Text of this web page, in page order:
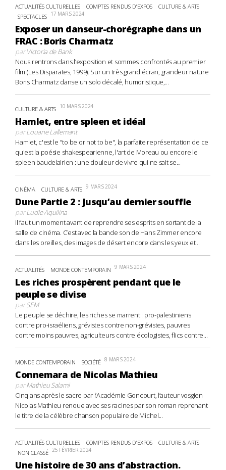
ACTUALITÉS CULTURELLES COMPTES RENDUS D'EXPOS
CULTURE & ARTS
SPECTACLES 17 MARS 2024
Exposer un danseur-chorégraphe dans un
FRAC : Boris Charmatz
parVictoria de Bank
Nous rentrons dans l’exposition et sommes confrontés au premier
film (Les Disparates, 1999). Sur un très grand écran, grandeur nature
Boris Charmatz danse un solo décalé, humoristique,...
CULTURE & ARTS 10 MARS 2024
Hamlet, entre spleen et idéal
parLouane Lallemant
Hamlet, c'est le "to be or not to be", la parfaite représentation de ce
qu'est la poésie shakespearienne, l'art de Moreau ou encore le
spleen baudelairien : une douleur de vivre qui ne sait se...
CINÉMA CULTURE & ARTS 9 MARS 2024
Dune Partie 2 : Jusqu’au dernier souffle
parLucile Aquilina
Il faut un moment avant de reprendre ses esprits en sortant de la
salle de cinéma. C’est avec la bande son de Hans Zimmer encore
dans les oreilles, des images de désert encore dans les yeux et...
ACTUALITÉS MONDE CONTEMPORAIN 9 MARS 2024
Les riches prospèrent pendant que le
peuple se divise
parSEM
Le peuple se déchire, les riches se marrent : pro-palestiniens
contre pro-israéliens, grévistes contre non-grévistes, pauvres
contre moins pauvres, agriculteurs contre écologistes, flics contre...
MONDE CONTEMPORAIN SOCIÉTÉ 8 MARS 2024
Connemara de Nicolas Mathieu
parMathieu Salami
Cinq ans après le sacre par l’Académie Goncourt, l’auteur vosgien
Nicolas Mathieu renoue avec ses racines par son roman reprenant
le titre de la célèbre chanson populaire de Michel...
ACTUALITÉS CULTURELLES COMPTES RENDUS D'EXPOS
CULTURE & ARTS
NON CLASSÉ 25 FÉVRIER 2024
Une histoire de 30 ans d’abstraction.